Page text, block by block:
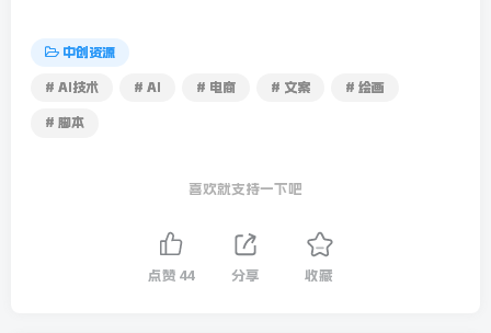
中创资源
# AI技术 # AI # 电商 # 文案 # 绘画
# 脚本
喜欢就支持一下吧
点赞 44 分享 收藏